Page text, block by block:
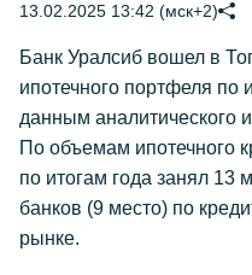
13.02.2025 13:42 (мск+2)
Банк Уралсиб вошел в
ипотечного портфеля по
данным аналитического
По объемам ипотечного
по итогам года занял 13
банков (9 место) по
рынке.